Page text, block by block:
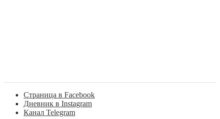
Страница в Facebook
Дневник в Instagram
Канал Telegram